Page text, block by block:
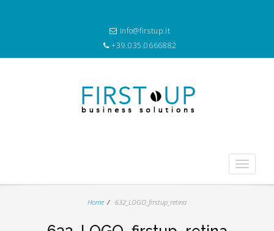
info@firstup.it
+39.035.0666882
Toggle
Home 632_LOGO_firstup_retina